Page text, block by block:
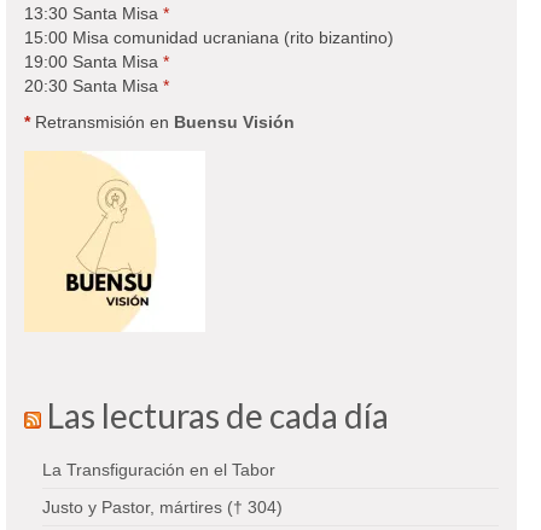
13:30 Santa Misa *
15:00 Misa comunidad ucraniana (rito bizantino)
19:00 Santa Misa *
20:30 Santa Misa *
*Retransmisión en Buensu Visión
Las lecturas de cada día
La Transfiguración en el Tabor
Justo y Pastor, mártires († 304)